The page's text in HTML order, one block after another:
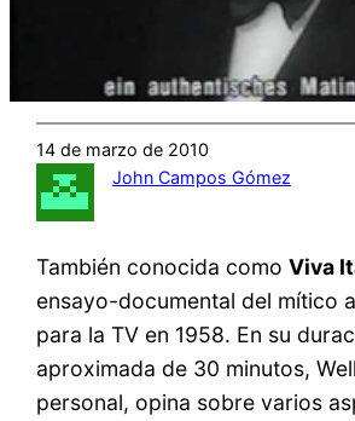
14 de marzo de 2010
John Campos Gómez
También conocida comoViva
ensayo-documental del mítico
para la TV en 1958. En su
aproximada de 30 minutos,
personal, opina sobre varios